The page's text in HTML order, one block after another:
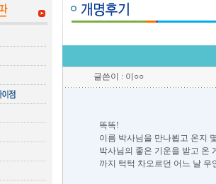
글쓴이 : 이○○
똑똑!
이름 박사님을 만나뵙고 온지
박사님의 좋은 기운을 받고 온
까지 턱턱 차오르던 어느 날 우